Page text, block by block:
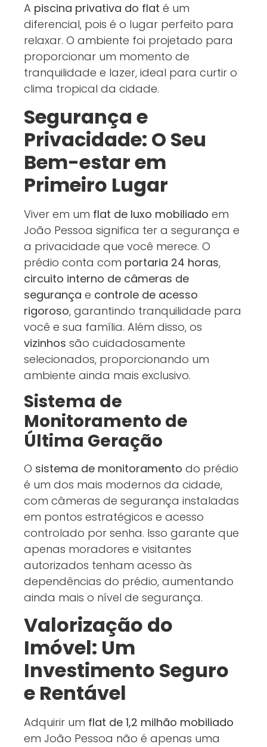
A piscina privativa do flat é um
diferencial, pois é o lugar perfeito para
relaxar. O ambiente foi projetado para
proporcionar um momento de
tranquilidade e lazer, ideal para curtir o
clima tropical da cidade.
Segurança e
Privacidade: O Seu
Bem-estar em
Primeiro Lugar
Viver em um flat de luxo mobiliado em
João Pessoa significa ter a segurança e
a privacidade que você merece. O
prédio conta com portaria 24 horas,
circuito interno de câmeras de
segurança e controle de acesso
rigoroso, garantindo tranquilidade para
você e sua família. Além disso, os
vizinhos são cuidadosamente
selecionados, proporcionando um
ambiente ainda mais exclusivo.
Sistema de
Monitoramento de
Última Geração
O sistema de monitoramento do prédio
é um dos mais modernos da cidade,
com câmeras de segurança instaladas
em pontos estratégicos e acesso
controlado por senha. Isso garante que
apenas moradores e visitantes
autorizados tenham acesso às
dependências do prédio, aumentando
ainda mais o nível de segurança.
Valorização do
Imóvel: Um
Investimento Seguro
e Rentável
Adquirir um flat de 1,2 milhão mobiliado
em João Pessoa não é apenas uma